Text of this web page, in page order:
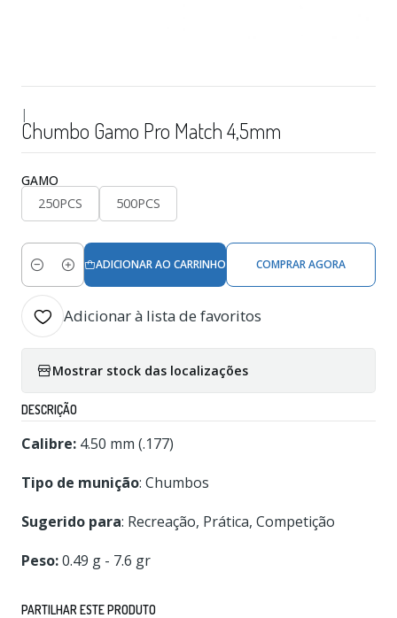
|
Chumbo Gamo Pro Match 4,5mm
GAMO
250PCS
500PCS
Quantidade
ADICIONAR AO CARRINHO COMPRAR AGORA
Adicionar à lista de favoritos
Mostrar stock das localizações
DESCRIÇÃO
Calibre: 4.50 mm (.177)
Tipo de munição: Chumbos
Sugerido para: Recreação, Prática, Competição
Peso:0.49 g - 7.6 gr
PARTILHAR ESTE PRODUTO